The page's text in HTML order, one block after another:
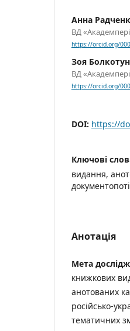
Анна
ВД
https://orcid.org/
Зоя Болкотун
ВД
https://orcid.org/
DOI: https://
Ключові
видання,
Анотація
Мета
книжкових
анотованих
російсько-
тематичних